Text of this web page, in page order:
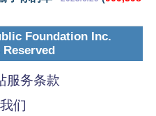
Foundation Inc.
服务条款
们